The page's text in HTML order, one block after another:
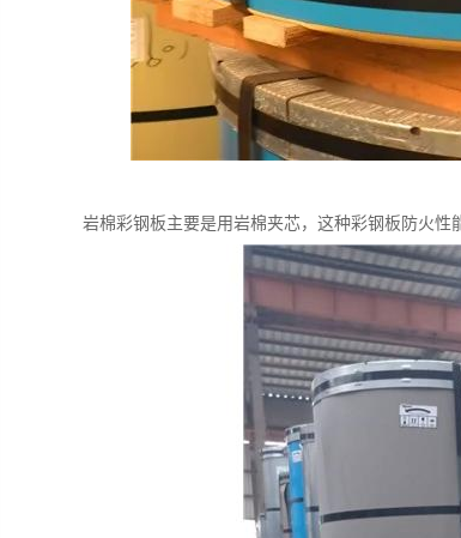
岩棉彩钢板主要是用岩棉夹芯，这种彩钢板防火性